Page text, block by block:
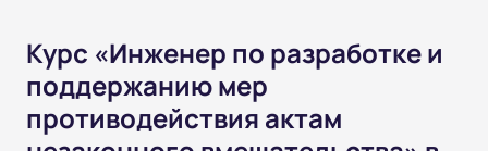
Курс «Инженер по разработке и
поддержанию мер
противодействия актам